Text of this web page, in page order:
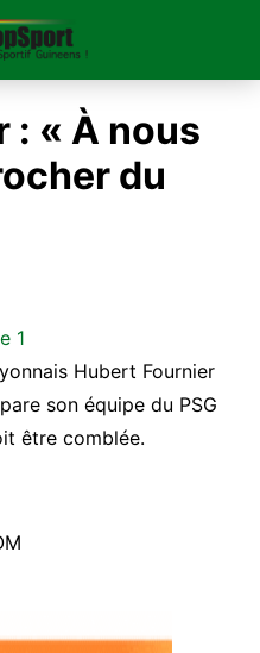
: « À nous
du
Hubert Fournier
son équipe du PSG
être comblée.